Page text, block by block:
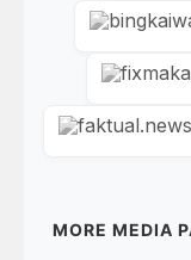
MORE MEDIA